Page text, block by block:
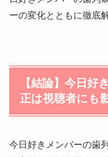
ーの変化とともに徹底
【結論】今日好
正は視聴者にも
今日好きメンバーの歯